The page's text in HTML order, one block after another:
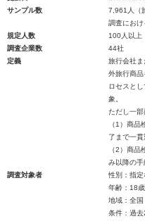
サンプル数
7,961人（
調査におけ
規定人数
100人以上
調査企業数
44社
定義
旅行会社
外旅行商
ロセスと
象。
ただし一部
（1）商
了まで一貫
（2）商
み以降の
調査対象者
性別：指定
年齢：18
地域：全国
条件：過